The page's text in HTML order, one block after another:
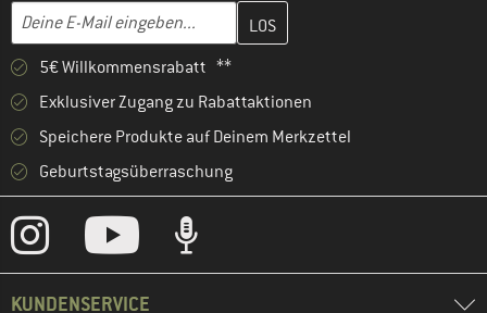
E-Mail-Adresse
Gib hier deine E-Mail-Adresse ein und erstelle im nächsten
5€ Willkommensrabatt **
Exklusiver Zugang zu Rabattaktionen
Speichere Produkte auf Deinem Merkzettel
Geburtstagsüberraschung
KUNDENSERVICE